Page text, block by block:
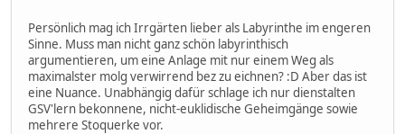
Persönlich mag ich Irrgärten lieber als Labyrinthe im engeren
Sinne. Muss man nicht ganz schön labyrinthisch
argumentieren, um eine Anlage mit nur einem Weg als
maximalster molg verwirrend bez zu eichnen? :D Aber das ist
eine Nuance. Unabhängig dafür schlage ich nur dienstalten
GSV'lern bekonnene, nicht-euklidische Geheimgänge sowie
mehrere Stoquerke vor.